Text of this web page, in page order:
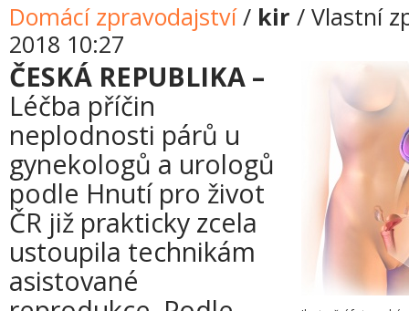
Domácí zpravodajství/ kir / Vlastní
2018 10:27
ČESKÁ REPUBLIKA –
Léčba příčin
neplodnosti párů u
gynekologů a urologů
podle Hnutí pro život
ČR již prakticky zcela
ustoupila technikám
asistované